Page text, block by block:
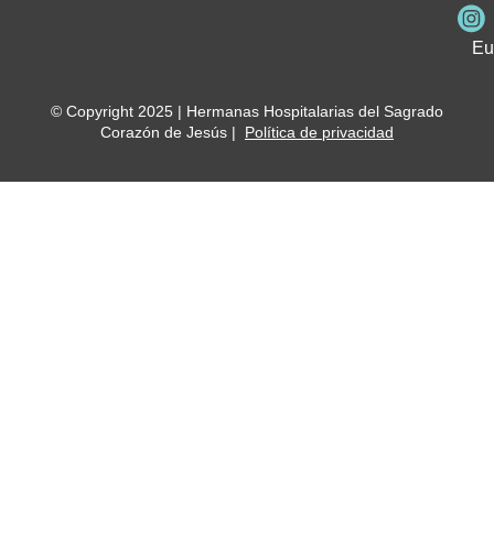
© Copyright 2025 | Hermanas Hospitalarias del Sagrado
Corazón de Jesús | Política de privacidad